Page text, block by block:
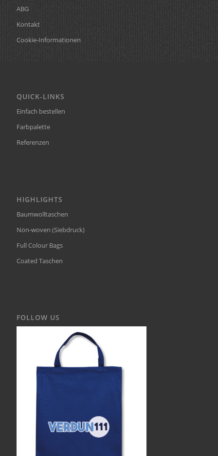
ABG
Kontakt
Cookie-Informationen
QUICK-LINKS
Einfach bestellen
Farbpalette
Referenzen
HIGHLIGHTS
Baumwolltaschen
Non-woven (Siebdruck)
Full Colour Bags
Coated Taschen
FOLLOW US